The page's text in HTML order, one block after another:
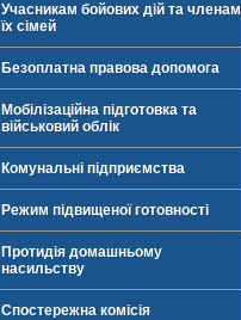
Учасникам бойових дій та членам
їх сімей
Безоплатна правова допомога
Мобілізаційна підготовка та
військовий облік
Комунальні підприємства
Режим підвищеної готовності
Протидія домашньому
насильству
Спостережна комісія